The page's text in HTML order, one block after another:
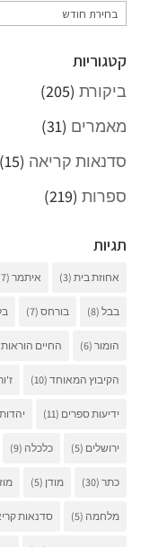
ארכיונים
קטגוריות
ביקורת(205)
מאמרים (31)
סדנאות קריאה (15)
ספרות(219)
תגיות
אחוזת בית(3) איתמר(7)
בבל(8) בורחס(7)
הומור(6) החיים
הקיבוץ המאוחד(10)
ידיעות ספרים (11) יהדות
ירושלים (5) כלכלה (9)
כתר(30) מודן (5)
מלחמה (5) סדנאות